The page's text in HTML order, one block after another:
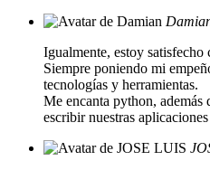
Igualmente, estoy satisfecho
Siempre poniendo mi
tecnologías y herramientas.
Me encanta python, además
escribir nuestras